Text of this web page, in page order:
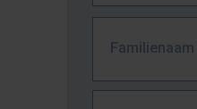
Familienaam